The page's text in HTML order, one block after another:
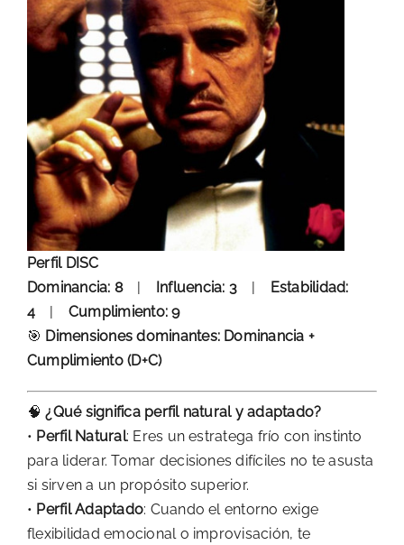
Perfil DISC
Dominancia: 8| Influencia: 3| Estabilidad:
4 | Cumplimiento: 9
🎯 Dimensiones dominantes: Dominancia +
Cumplimiento (D+C)
🧠¿Qué significa perfil natural y adaptado?
• Perfil Natural: Eres un estratega frío con instinto
para liderar. Tomar decisiones difíciles no te asusta
si sirven a un propósito superior.
• Perfil Adaptado: Cuando el entorno exige
flexibilidad emocional o improvisación, te